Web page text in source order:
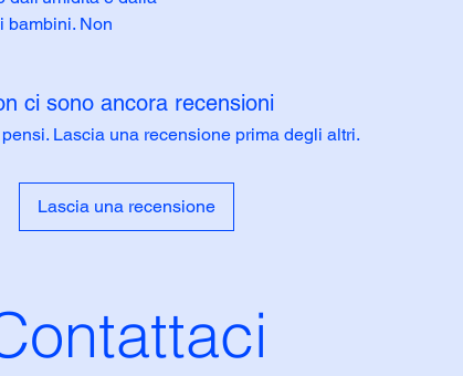
bambini. Non
ci sono ancora recensioni
Lascia una recensione prima degli altri.
Lascia una recensione